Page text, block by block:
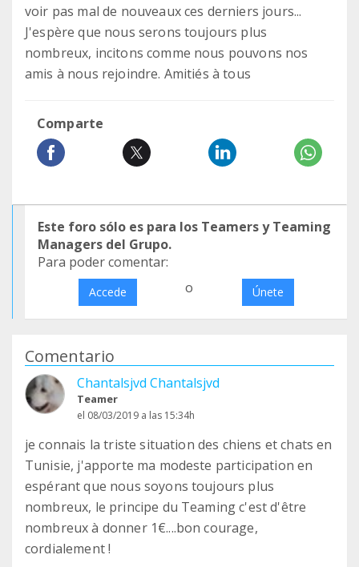
voir pas mal de nouveaux ces derniers jours...
J'espère que nous serons toujours plus
nombreux, incitons comme nous pouvons nos
amis à nous rejoindre. Amitiés à tous
Comparte
Este foro sólo es para los Teamers y Teaming
Managers del Grupo.
Para poder comentar:
Accede o Únete
Comentario
Chantalsjvd Chantalsjvd
Teamer
el 08/03/2019 a las 15:34h
je connais la triste situation des chiens et chats en
Tunisie, j'apporte ma modeste participation en
espérant que nous soyons toujours plus
nombreux, le principe du Teaming c'est d'être
nombreux à donner 1€....bon courage,
cordialement !